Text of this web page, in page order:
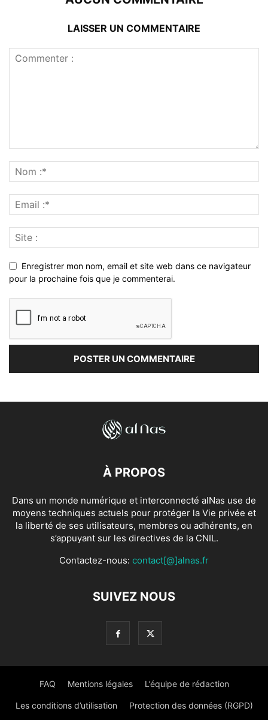
LAISSER UN COMMENTAIRE
Enregistrer mon nom, email et site web dans ce navigateur
pour la prochaine fois que je commenterai.
À PROPOS
Dans un monde numérique et interconnecté alNas use de
moyens techniques actuels pour protéger la Vie privée et
la liberté de ses utilisateurs, membres ou adhérents, en
s’appuyant sur les directives de la CNIL.
Contactez-nous: contact[@]alnas.fr
SUIVEZ NOUS
FAQ Mentions légales L’équipe de rédaction
Les conditions d’utilisation Protection des données (RGPD)